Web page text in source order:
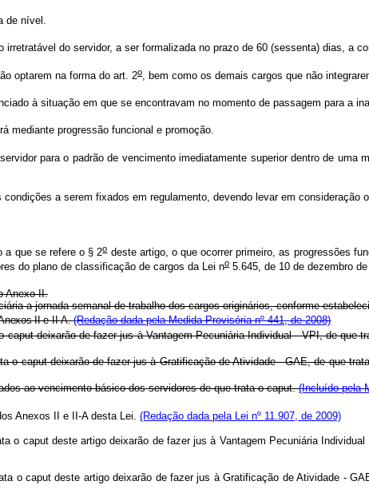
de nível.
do servidor, a ser formalizada no prazo de 60 (sessenta) dias, a
optarem na forma do art. 2o , bem como os demais cargos que não
à situação em que se encontravam no momento de passagem para a
mediante progressão funcional e promoção.
para o padrão de vencimento imediatamente superior dentro de uma
a serem fixados em regulamento, devendo levar em consideração
a que se refere o § 2odeste artigo, o que ocorrer primeiro, as progressões
do plano de classificação de cargos da Lei no 5.645, de 10 de dezembro
Anexo II.
jornada semanal de trabalho dos cargos originários, conforme
II e II-A.(Redação dada pela Medida Provisória nº 441, de 2008)
caput deixarão de fazer jus àVantagem Pecuniária Individual - VPI, de que
o caput deixarão de fazer jus àGratificação de Atividade - GAE, de que
ao vencimento básico dos servidores de que trata o caput.(Incluído pela
Anexos II e II-A desta Lei. (Redação dada pela Lei nº 11.907, de 2009)
o caput deste artigo deixarão de fazer jus à Vantagem Pecuniária
o caput deste artigo deixarão de fazer jus àGratificação de Atividade -